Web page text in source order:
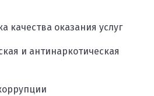
качества оказания услуг
и антинаркотическая